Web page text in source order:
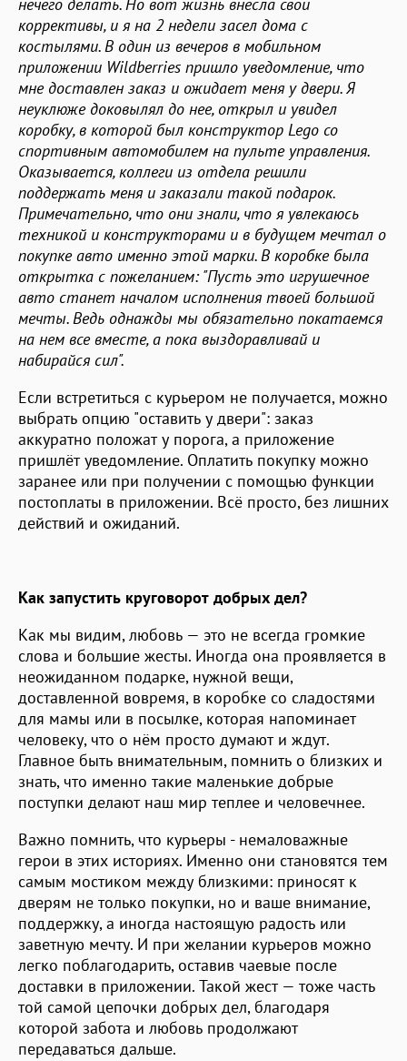
нечего делать. Но вот жизнь внесла свои
коррективы, и я на 2 недели засел дома с
костылями. В один из вечеров в мобильном
приложении Wildberries пришло уведомление, что
мне доставлен заказ и ожидает меня у двери. Я
неуклюже доковылял до нее, открыл и увидел
коробку, в которой был конструктор Lego со
спортивным автомобилем на пульте управления.
Оказывается, коллеги из отдела решили
поддержать меня и заказали такой подарок.
Примечательно, что они знали, что я увлекаюсь
техникой и конструкторами и в будущем мечтал о
покупке авто именно этой марки. В коробке была
открытка с пожеланием: "Пусть это игрушечное
авто станет началом исполнения твоей большой
мечты. Ведь однажды мы обязательно покатаемся
на нем все вместе, а пока выздоравливай и
набирайся сил".
Если встретиться с курьером не получается, можно
выбрать опцию "оставить у двери": заказ
аккуратно положат у порога, а приложение
пришлёт уведомление. Оплатить покупку можно
заранее или при получении с помощью функции
постоплаты в приложении. Всё просто, без лишних
действий и ожиданий.
Как запустить круговорот добрых дел?
Как мы видим, любовь — это не всегда громкие
слова и большие жесты. Иногда она проявляется в
неожиданном подарке, нужной вещи,
доставленной вовремя, в коробке со сладостями
для мамы или в посылке, которая напоминает
человеку, что о нём просто думают и ждут.
Главное быть внимательным, помнить о близких и
знать, что именно такие маленькие добрые
поступки делают наш мир теплее и человечнее.
Важно помнить, что курьеры - немаловажные
герои в этих историях. Именно они становятся тем
самым мостиком между близкими: приносят к
дверям не только покупки, но и ваше внимание,
поддержку, а иногда настоящую радость или
заветную мечту. И при желании курьеров можно
легко поблагодарить, оставив чаевые после
доставки в приложении. Такой жест — тоже часть
той самой цепочки добрых дел, благодаря
которой забота и любовь продолжают
передаваться дальше.